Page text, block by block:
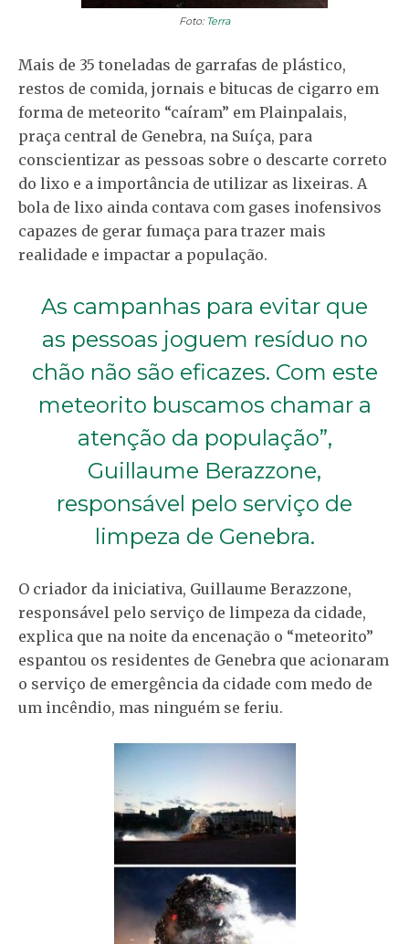
Foto: Terra
Mais de 35 toneladas de garrafas de plástico,
restos de comida, jornais e bitucas de cigarro em
forma de meteorito “caíram” em Plainpalais,
praça central de Genebra, na Suíça, para
conscientizar as pessoas sobre o descarte correto
do lixo e a importância de utilizar as lixeiras. A
bola de lixo ainda contava com gases inofensivos
capazes de gerar fumaça para trazer mais
realidade e impactar a população.
As campanhas para evitar que
as pessoas joguem resíduo no
chão não são eficazes. Com este
meteorito buscamos chamar a
atenção da população”,
Guillaume Berazzone,
responsável pelo serviço de
limpeza de Genebra.
O criador da iniciativa, Guillaume Berazzone,
responsável pelo serviço de limpeza da cidade,
explica que na noite da encenação o “meteorito”
espantou os residentes de Genebra que acionaram
o serviço de emergência da cidade com medo de
um incêndio, mas ninguém se feriu.